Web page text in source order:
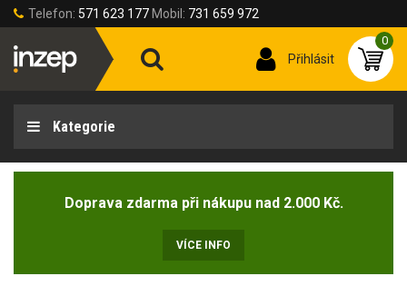
Telefon: 571 623 177 Mobil: 731 659 972
Přihlásit
0
Kategorie
Doprava zdarma při nákupu nad 2.000 Kč.
VÍCE INFO